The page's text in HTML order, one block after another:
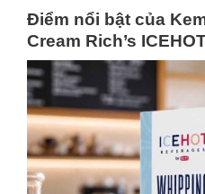
Điểm nổi bật của
Cream Rich’s